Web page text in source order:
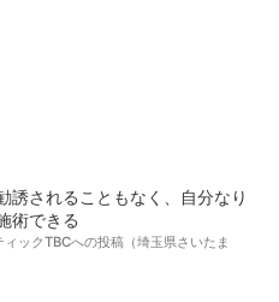
誘されることもなく、自分なり
術できる
ィックTBCへの投稿（埼玉県さいたま